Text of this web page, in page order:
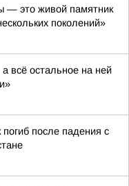
— это живой памятник
поколений»
всё остальное на ней
после падения с